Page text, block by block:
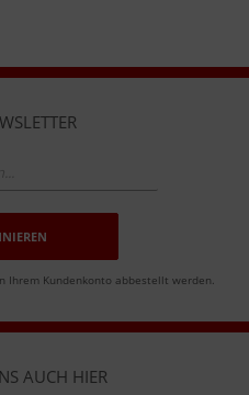
Ihrem Kundenkonto abbestellt werden.
AUCH HIER